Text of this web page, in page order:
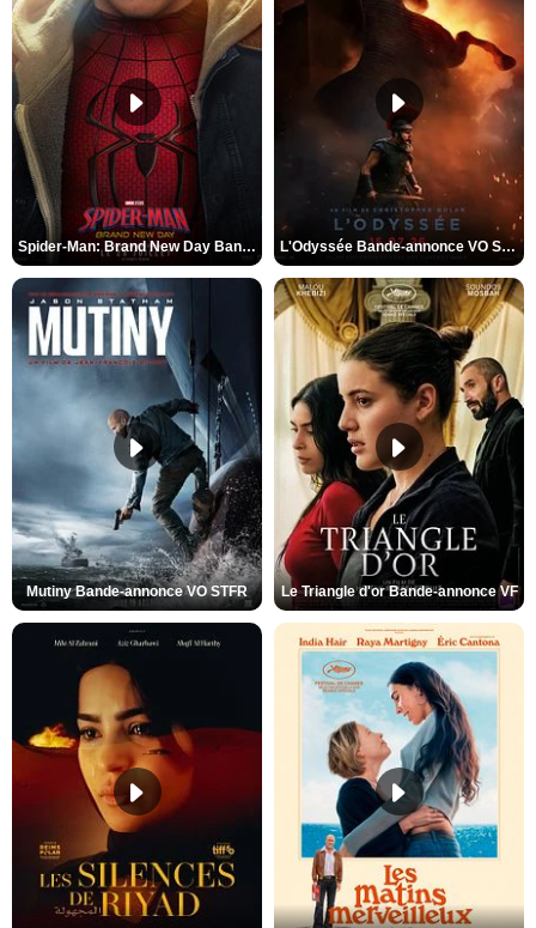
Spider-Man: Brand New Day Bande-annonce VO STFR L'Odyssée Bande-annonce VO STFR
Mutiny Bande-annonce VO STFR Le Triangle d'or Bande-annonce VF